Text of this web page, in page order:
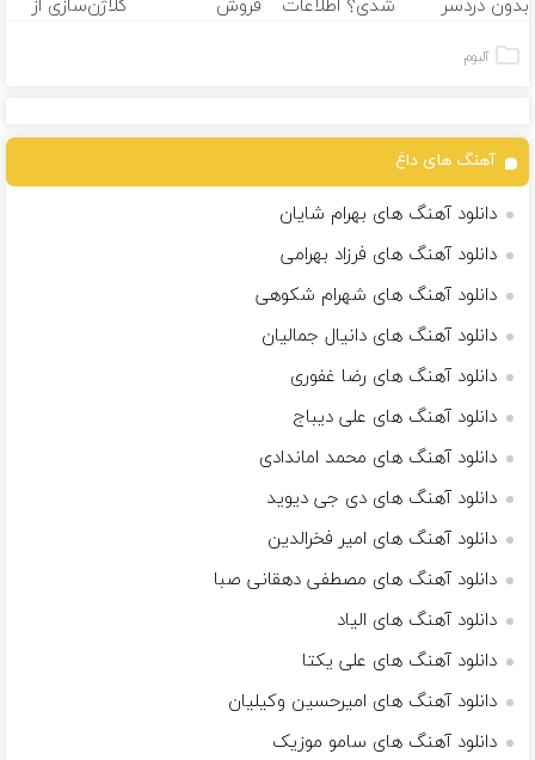
بدون دردسر
کمیسیون
شدی؟ اطلاعات
فروش
کلاژن‌سازی از
آلبوم
آهنگ های داغ
دانلود آهنگ های بهرام شایان
دانلود آهنگ های فرزاد بهرامی
دانلود آهنگ های شهرام شکوهی
دانلود آهنگ های دانیال جمالیان
دانلود آهنگ های رضا غفوری
دانلود آهنگ های علی دیباج
دانلود آهنگ های محمد اماندادی
دانلود آهنگ های دی جی دیوید
دانلود آهنگ های امیر فخرالدین
دانلود آهنگ های مصطفی دهقانی صبا
دانلود آهنگ های الیاد
دانلود آهنگ های علی یکتا
دانلود آهنگ های امیرحسین وکیلیان
دانلود آهنگ های سامو موزیک